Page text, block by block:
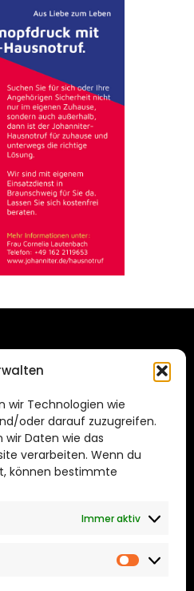
wir Technologien wie
oder darauf zuzugreifen.
Daten wie das
verarbeiten. Wenn du
können bestimmte
Immer aktiv
FACEBOOK